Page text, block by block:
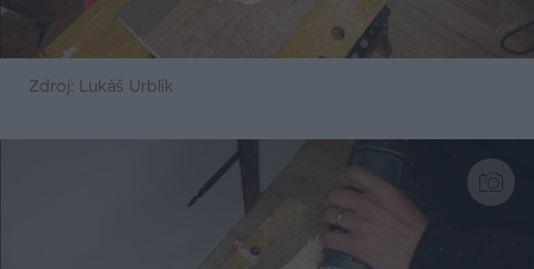
Zdroj: Lukáš Urblík